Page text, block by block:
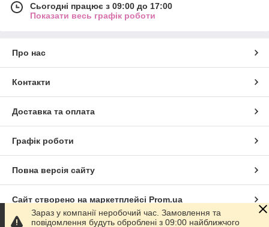
Сьогодні працює з 09:00 до 17:00
Показати весь графік роботи
Про нас
Контакти
Доставка та оплата
Графік роботи
Повна версія сайту
Сайт створено на маркетплейсі Prom.ua
Зараз у компанії неробочий час. Замовлення та
повідомлення будуть оброблені з 09:00 найближчого